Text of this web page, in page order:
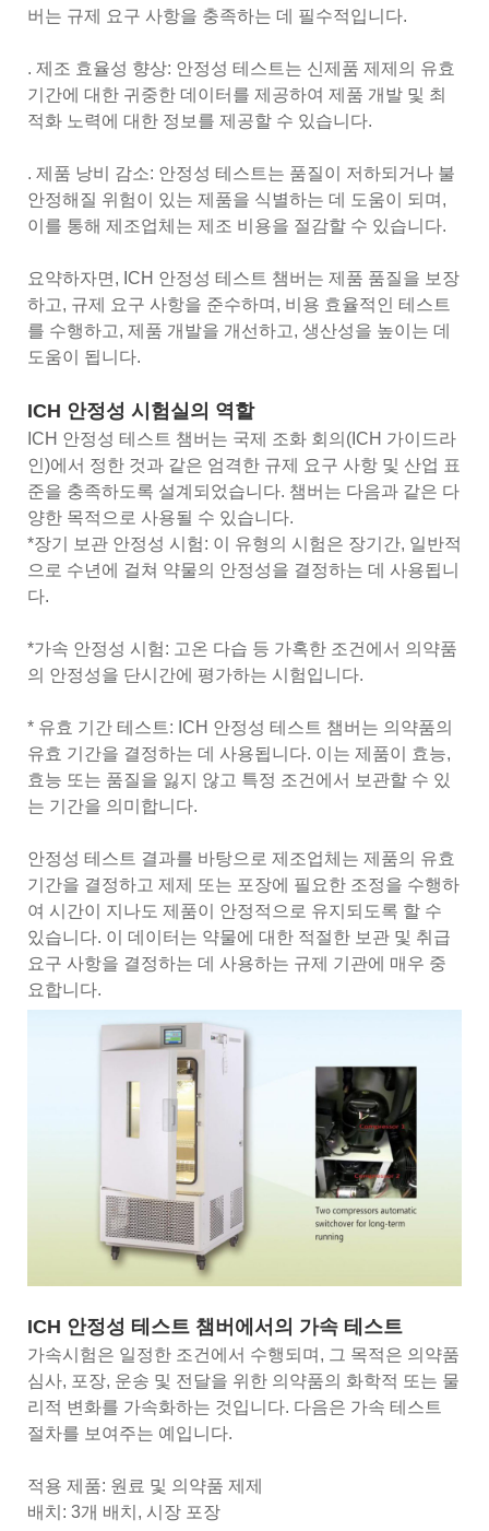
버는 규제 요구 사항을 충족하는 데 필수적입니다.
. 제조 효율성 향상: 안정성 테스트는 신제품 제제의 유효
기간에 대한 귀중한 데이터를 제공하여 제품 개발 및 최
적화 노력에 대한 정보를 제공할 수 있습니다.
. 제품 낭비 감소: 안정성 테스트는 품질이 저하되거나 불
안정해질 위험이 있는 제품을 식별하는 데 도움이 되며,
이를 통해 제조업체는 제조 비용을 절감할 수 있습니다.
요약하자면, ICH 안정성 테스트 챔버는 제품 품질을 보장
하고, 규제 요구 사항을 준수하며, 비용 효율적인 테스트
를 수행하고, 제품 개발을 개선하고, 생산성을 높이는 데
도움이 됩니다.
ICH 안정성 시험실의 역할
ICH 안정성 테스트 챔버는 국제 조화 회의(ICH 가이드라
인)에서 정한 것과 같은 엄격한 규제 요구 사항 및 산업 표
준을 충족하도록 설계되었습니다. 챔버는 다음과 같은 다
양한 목적으로 사용될 수 있습니다.
*장기 보관 안정성 시험: 이 유형의 시험은 장기간, 일반적
으로 수년에 걸쳐 약물의 안정성을 결정하는 데 사용됩니
다.
*가속 안정성 시험: 고온 다습 등 가혹한 조건에서 의약품
의 안정성을 단시간에 평가하는 시험입니다.
* 유효 기간 테스트: ICH 안정성 테스트 챔버는 의약품의
유효 기간을 결정하는 데 사용됩니다. 이는 제품이 효능,
효능 또는 품질을 잃지 않고 특정 조건에서 보관할 수 있
는 기간을 의미합니다.
안정성 테스트 결과를 바탕으로 제조업체는 제품의 유효
기간을 결정하고 제제 또는 포장에 필요한 조정을 수행하
여 시간이 지나도 제품이 안정적으로 유지되도록 할 수
있습니다. 이 데이터는 약물에 대한 적절한 보관 및 취급
요구 사항을 결정하는 데 사용하는 규제 기관에 매우 중
요합니다.
ICH 안정성 테스트 챔버에서의 가속 테스트
가속시험은 일정한 조건에서 수행되며, 그 목적은 의약품
심사, 포장, 운송 및 전달을 위한 의약품의 화학적 또는 물
리적 변화를 가속화하는 것입니다. 다음은 가속 테스트
절차를 보여주는 예입니다.
적용 제품: 원료 및 의약품 제제
배치: 3개 배치, 시장 포장